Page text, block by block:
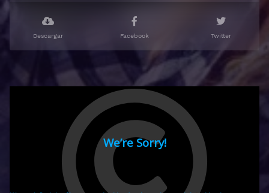
Descargar Facebook Twitter